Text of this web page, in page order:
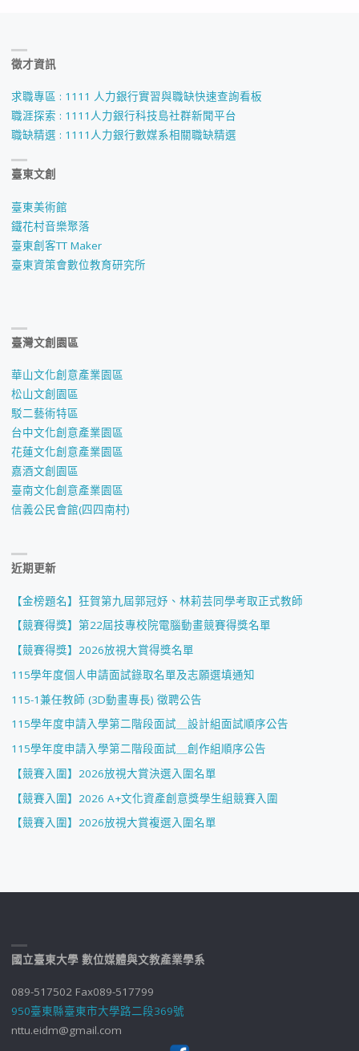
徵才資訊
求職專區 : 1111 人力銀行實習與職缺快速查詢看板
職涯探索 : 1111人力銀行科技島社群新聞平台
職缺精選 : 1111人力銀行數媒系相關職缺精選
臺東文創
臺東美術館
鐵花村音樂聚落
臺東創客TT Maker
臺東資策會數位教育研究所
臺灣文創園區
華山文化創意產業園區
松山文創園區
駁二藝術特區
台中文化創意產業園區
花蓮文化創意產業園區
嘉酒文創園區
臺南文化創意產業園區
信義公民會館(四四南村)
近期更新
【金榜題名】狂賀第九屆郭冠妤、林莉芸同學考取正式教師
【競賽得獎】第22屆技專校院電腦動畫競賽得獎名單
【競賽得獎】2026放視大賞得獎名單
115學年度個人申請面試錄取名單及志願選填通知
115-1兼任教師 (3D動畫專長) 徵聘公告
115學年度申請入學第二階段面試＿設計組面試順序公告
115學年度申請入學第二階段面試＿創作組順序公告
【競賽入圍】2026放視大賞決選入圍名單
【競賽入圍】2026 A+文化資產創意獎學生組競賽入圍
【競賽入圍】2026放視大賞複選入圍名單
國立臺東大學 數位媒體與文教產業學系
089-517502 Fax089-517799
950臺東縣臺東市大學路二段369號
nttu.eidm@gmail.com